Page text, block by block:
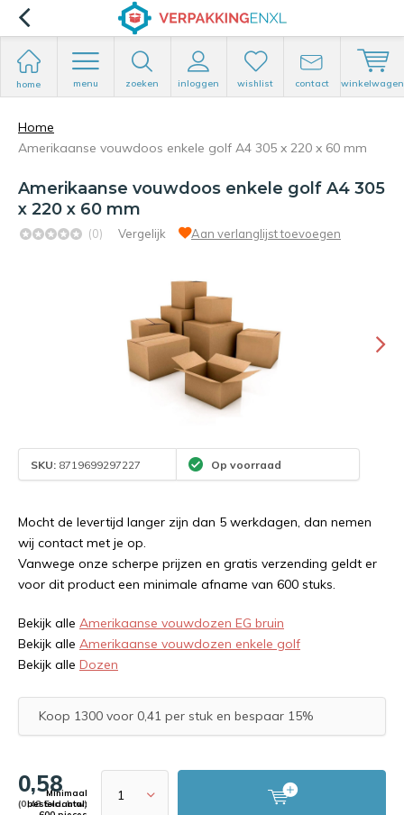
home menu zoeken inloggen wishlist contact winkelwagen
Home
Amerikaanse vouwdoos enkele golf A4 305 x 220 x 60 mm
Amerikaanse vouwdoos enkele golf A4 305
x 220 x 60 mm
(0) Vergelijk Aan verlanglijst toevoegen
SKU: 8719699297227 Op voorraad
Mocht de levertijd langer zijn dan 5 werkdagen, dan nemen
wij contact met je op.
Vanwege onze scherpe prijzen en gratis verzending geldt er
voor dit product een minimale afname van 600 stuks.
Bekijk alle Amerikaanse vouwdozen EG bruin
Bekijk alle Amerikaanse vouwdozen enkele golf
Bekijk alle Dozen
Koop 1300 voor 0,41 per stuk en bespaar 15%
0,58
(0,48 Excl. btw)
Minimaal
bestelaantal: